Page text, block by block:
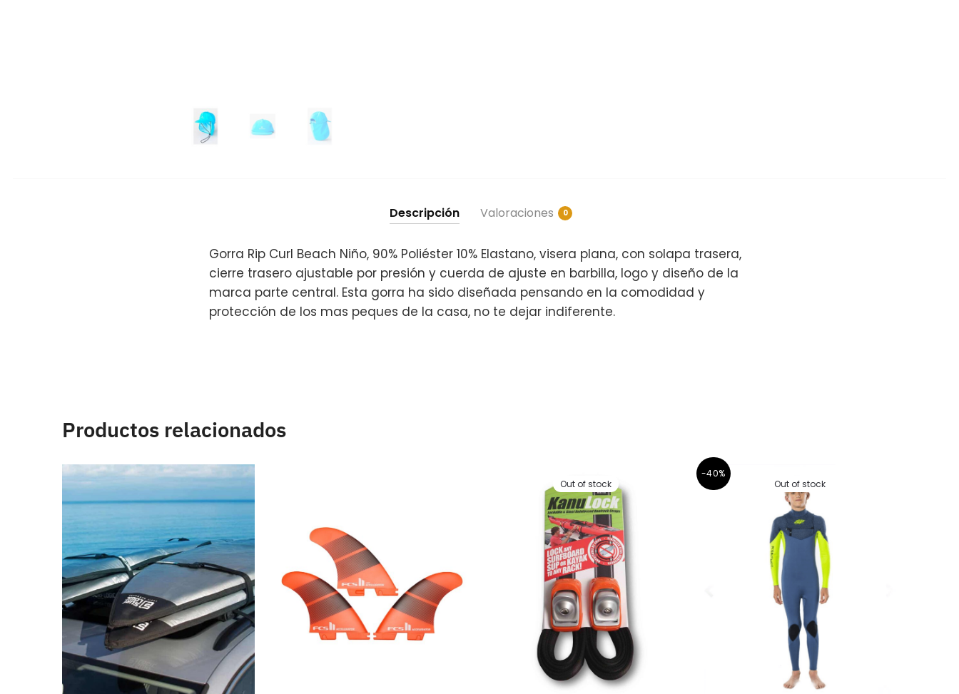
Descripción Valoraciones 0
Gorra Rip Curl Beach Niño, 90% Poliéster 10% Elastano, visera plana, con solapa trasera,
cierre trasero ajustable por presión y cuerda de ajuste en barbilla, logo y diseño de la
marca parte central. Esta gorra ha sido diseñada pensando en la comodidad y
protección de los mas peques de la casa, no te dejar indiferente.
Productos relacionados
Out of stock
-40%
Out of stock